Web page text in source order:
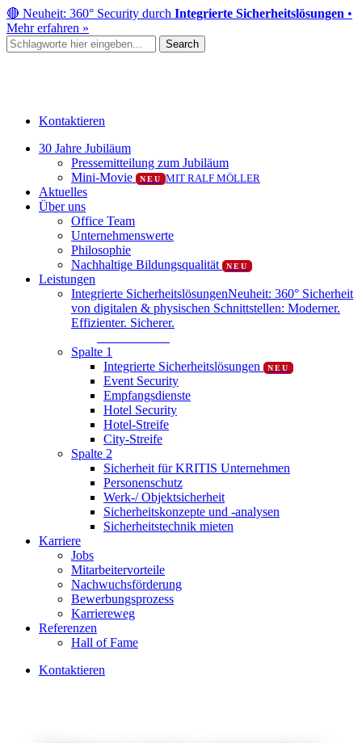
Skip
to
main
content
🔴 Neuheit: 360° Security durch Integrierte Sicherheitslösungen •
Mehr erfahren »
Search
Kontaktieren
Menu
30 Jahre Jubiläum
Pressemitteilung zum Jubiläum
Mini-Movie
NEU MIT RALF MÖLLER
Aktuelles
Über uns
Office Team
Unternehmenswerte
Philosophie
Nachhaltige Bildungsqualität
NEU
Leistungen
Integrierte SicherheitslösungenNeuheit: 360° Sicherheit
von digitalen & physischen Schnittstellen: Moderner.
Effizienter. Sicherer.
Spalte 1
Integrierte Sicherheitslösungen
NEU
Event Security
Empfangsdienste
Hotel Security
Hotel-Streife
City-Streife
Spalte 2
Sicherheit für KRITIS Unternehmen
Personenschutz
Werk-/ Objektsicherheit
Sicherheitskonzepte und -analysen
Sicherheitstechnik mieten
Karriere
Jobs
Mitarbeitervorteile
Nachwuchsförderung
Bewerbungsprozess
Karriereweg
Referenzen
Hall of Fame
Kontaktieren